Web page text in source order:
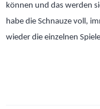
können und das werden
habe die Schnauze voll,
wieder die einzelnen